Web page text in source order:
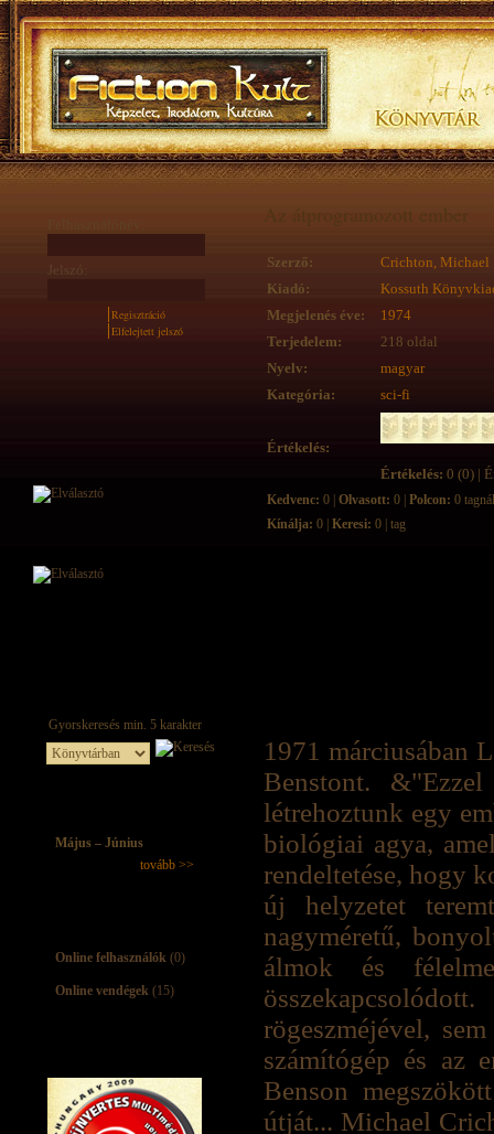
Jelszó:
Regisztráció
Elfelejtett jelszó
Május – Június
tovább >>
Online felhasználók (0)
Online vendégek (15)
Az átprogramozott ember
Szerző:
Crichton, Michael
Kiadó:
Kossuth
Megjelenés éve:
1974
Terjedelem:
218 oldal
Nyelv:
magyar
Kategória:
sci-fi
Értékelés:
Értékelés: 0 (0) |
Kedvenc: 0 | Olvasott: 0 | Polcon: 0 tagnál
Kínálja: 0 | Keresi: 0 | tag
1971 márciusában
Benstont.
létrehoztunk egy
biológiai agya,
rendeltetése, hogy
új helyzetet
nagyméretű,
álmok és
rögeszméjével,
számítógép és az
Benson
útját... Michael